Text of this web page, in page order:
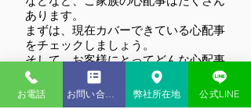
あります。
まずは、現在カバーできている心配事
をチェックしましょう。
そして、お客様にとってどんな心配事
が起こりやすく、どんな心配事が重大
なのかをご一緒に考えさせてくださ
お電話 弊社所在地 公式LINE